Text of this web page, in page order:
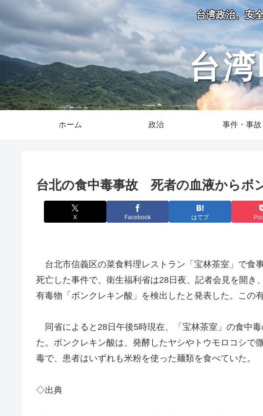
台湾政治、安
台
ホーム 政治 事件・事故
台北の食中毒事故 死者の血液からボ
X Facebook はてブ
台北市信義区の菜食料理レストラン「宝林茶室」で食
死亡した事件で、衛生福利省は28日夜、記者会見を開き
有毒物「ボンクレキン酸」を検出したと発表した。この
同省によると28日午後5時現在、「宝林茶室」の食中
た。ボンクレキン酸は、発酵したヤシやトウモロコシで
毒で、患者はいずれも米粉を使った麺類を食べていた。
◇出典